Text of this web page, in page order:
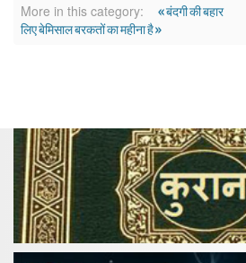
More in this category: « बंदगी की बहार
लिए बेमिसाल बरकतों का महीना है »